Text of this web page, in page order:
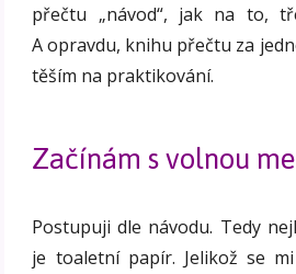
přečtu „návod“, jak na to,
A opravdu, knihu přečtu za
těším na praktikování.
Začínám s volnou
Postupuji dle návodu. Tedy
je toaletní papír. Jelikož se